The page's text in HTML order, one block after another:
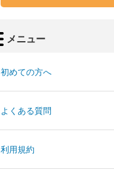
メニュー
初めての方へ
よくある質問
利用規約